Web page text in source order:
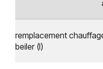
remplacement
beiler (l)